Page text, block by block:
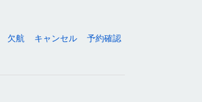
欠航 キャンセル 予約確認